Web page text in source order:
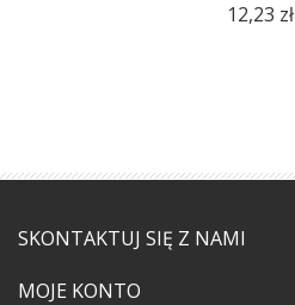
12,23 zł
SKONTAKTUJ SIĘ Z NAMI
MOJE KONTO